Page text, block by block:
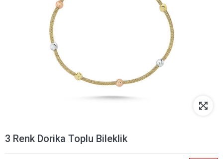
3 Renk Dorika Toplu Bileklik